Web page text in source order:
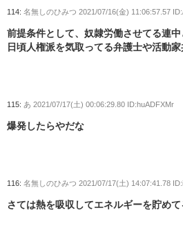
114: 名無しのひみつ 2021/07/16(金) 11:06:57.57
前提条件として、奴隷労働させてる連中
日頃人権派を気取ってる弁護士や活動
115: あ 2021/07/17(土) 00:06:29.80 ID:huADFXMr
爆発したらやだな
116: 名無しのひみつ 2021/07/17(土) 14:07:41.78
さては熱を吸収してエネルギーを貯めて